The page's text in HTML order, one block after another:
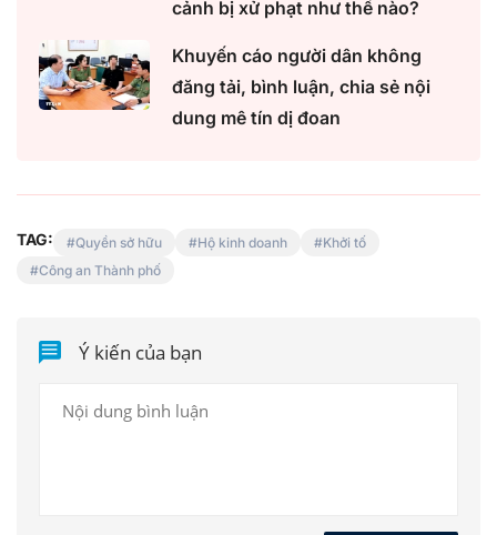
cảnh bị xử phạt như thế nào?
Khuyến cáo người dân không
đăng tải, bình luận, chia sẻ nội
dung mê tín dị đoan
TAG: Quyền sở hữu Hộ kinh doanh
Khởi tố
Công an Thành phố
Ý kiến của bạn